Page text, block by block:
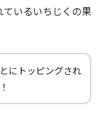
いるいちじくの果
にトッピングされ